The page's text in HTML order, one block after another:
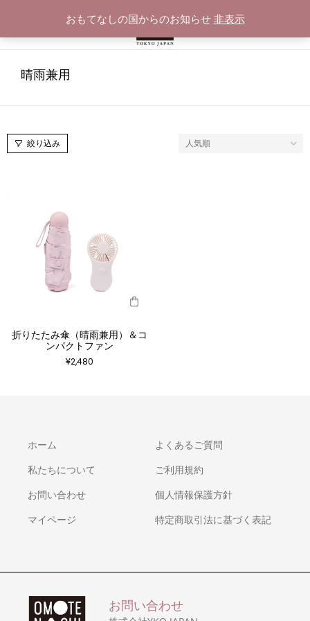
おもてなしの国からのお知らせ 非表示
晴雨兼用
絞り込み
折りたたみ傘（晴雨兼用）＆コ
ンパクトファン
¥2,480
ホーム
私たちについて
お問い合わせ
マイページ
よくあるご質問
ご利用規約
個人情報保護方針
特定商取引法に基づく表記
お問い合わせ